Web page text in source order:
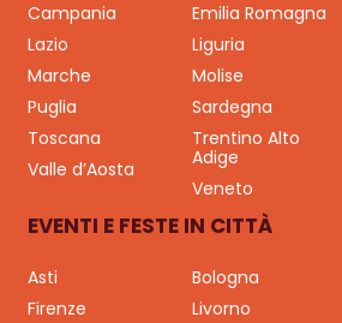
Campania
Emilia Romagna
Lazio
Liguria
Marche
Molise
Puglia
Sardegna
Toscana
Trentino Alto
Adige
Valle d’Aosta
Veneto
EVENTI E FESTE IN CITTÀ
Asti Bologna
Firenze
Livorno